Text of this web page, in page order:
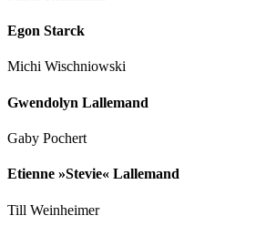
Egon Starck
Michi Wischniowski
Gwendolyn Lallemand
Gaby Pochert
Etienne »Stevie« Lallemand
Till Weinheimer